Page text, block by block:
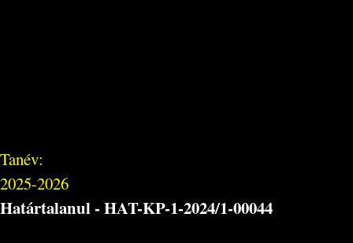
Tanév:
2025-2026
Határtalanul - HAT-KP-1-2024/1-00044